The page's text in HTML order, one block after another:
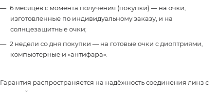
6 месяцев с момента получения (покупки) — на очки,
изготовленные по индивидуальному заказу, и на
солнцезащитные очки;
2 недели со дня покупки — на готовые очки с диоптриями,
компьютерные и «антифара».
Гарантия распространяется на надёжность соединения линз с